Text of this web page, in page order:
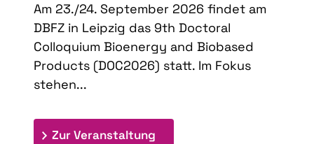
Am 23./24. September 2026 findet am
DBFZ in Leipzig das 9th Doctoral
Colloquium Bioenergy and Biobased
Products (DOC2026) statt. Im Fokus
stehen...
Zur Veranstaltung